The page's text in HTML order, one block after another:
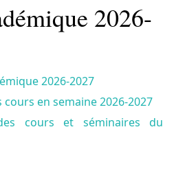
2026-
2026-2027
en semaine 2026-2027
cours et séminaires du